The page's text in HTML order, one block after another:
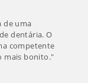
de uma
dentária. O
competente
mais bonito."